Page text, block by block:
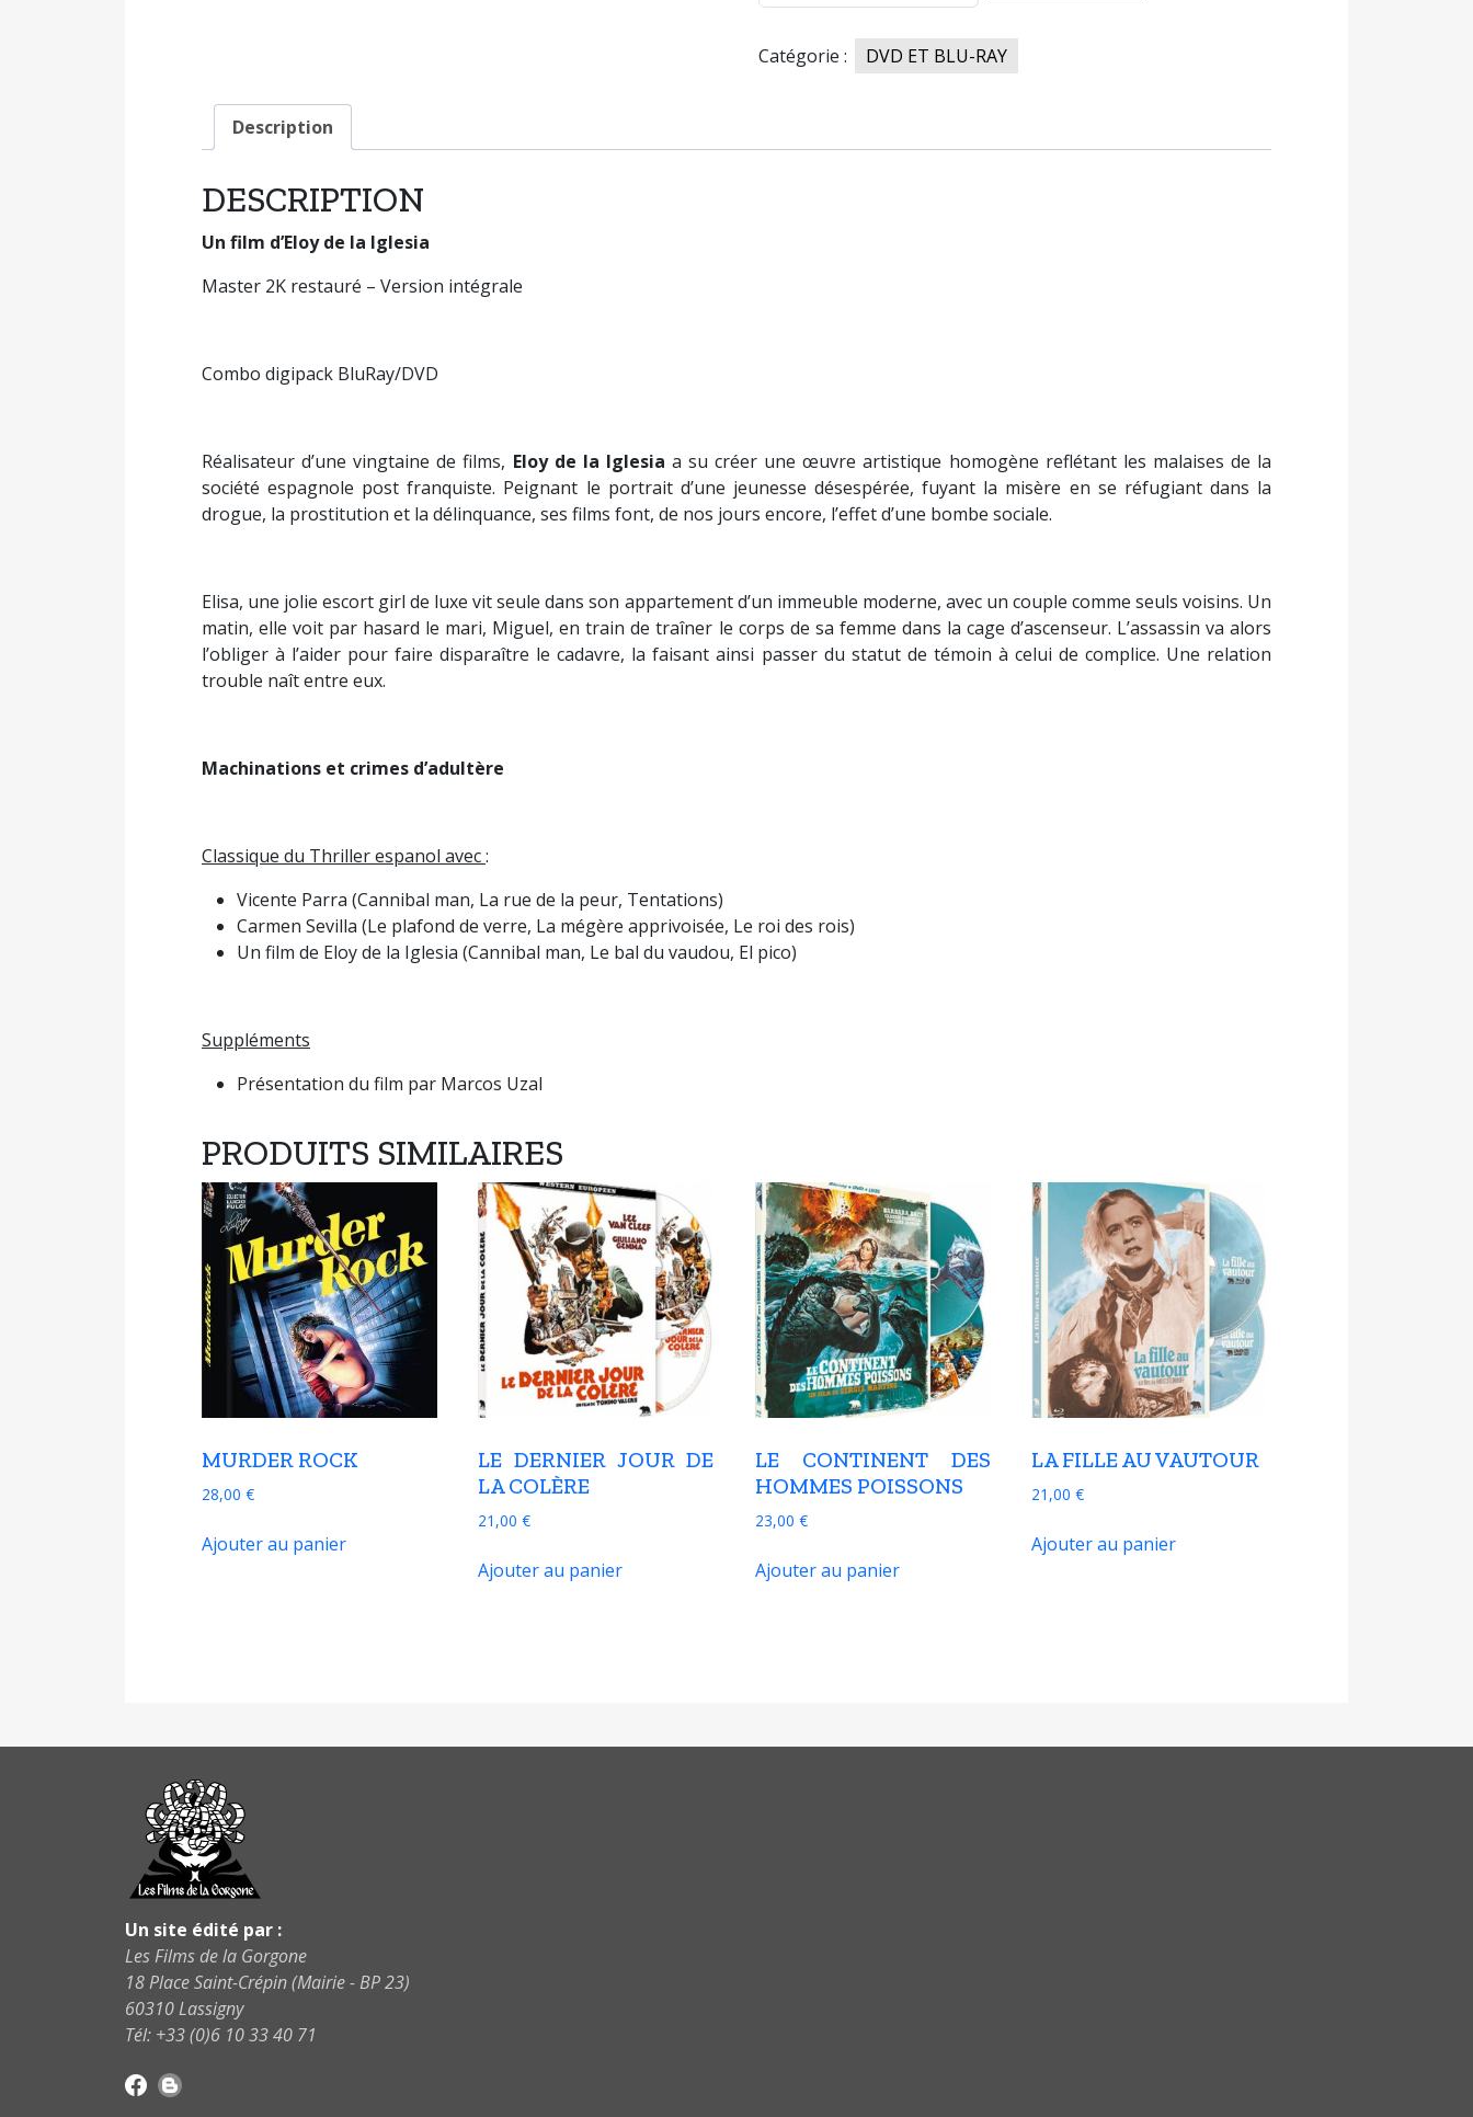
n'a
Catégorie : DVD ET BLU-RAY
Description
DESCRIPTION
Un film d’Eloy de la Iglesia
Master 2K restauré – Version intégrale
Combo digipack BluRay/DVD
Réalisateur d’une vingtaine de films, Eloy de la Iglesia a su créer une œuvre artistique homogène reflétant les malaises de la
société espagnole post franquiste. Peignant le portrait d’une jeunesse désespérée, fuyant la misère en se réfugiant dans la
drogue, la prostitution et la délinquance, ses films font, de nos jours encore, l’effet d’une bombe sociale.
Elisa, une jolie escort girl de luxe vit seule dans son appartement d’un immeuble moderne, avec un couple comme seuls voisins. Un
matin, elle voit par hasard le mari, Miguel, en train de traîner le corps de sa femme dans la cage d’ascenseur. L’assassin va alors
l’obliger à l’aider pour faire disparaître le cadavre, la faisant ainsi passer du statut de témoin à celui de complice. Une relation
trouble naît entre eux.
Machinations et crimes d’adultère
Classique du Thriller espanol avec:
Vicente Parra (Cannibal man, La rue de la peur, Tentations)
Carmen Sevilla (Le plafond de verre, La mégère apprivoisée, Le roi des rois)
Un film de Eloy de la Iglesia (Cannibal man, Le bal du vaudou, El pico)
Suppléments
Présentation du film par Marcos Uzal
PRODUITS SIMILAIRES
MURDER ROCK
28,00 €
Ajouter au panier
LE DERNIER JOUR DE
LA COLÈRE
21,00€
Ajouter au panier
LE CONTINENT DES
HOMMES POISSONS
23,00 €
Ajouter au panier
LA FILLE AU VAUTOUR
21,00 €
Ajouter au panier
Un site édité par :
Les Films de la Gorgone
18 Place Saint-Crépin (Mairie - BP 23)
60310 Lassigny
Tél: +33 (0)6 10 33 40 71